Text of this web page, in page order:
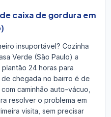
caixa de gordura em
insuportável? Cozinha
Verde (São Paulo) a
24 horas para
chegada no bairro é de
caminhão auto-vácuo,
resolver o problema em
visita, sem precisar